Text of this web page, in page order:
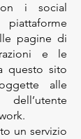
i social
pagine di
e le
questo sito
alle
un servizio